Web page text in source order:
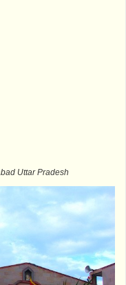
Uttar Pradesh